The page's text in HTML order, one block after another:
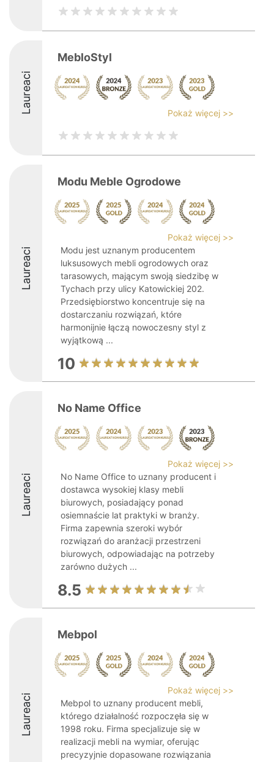
Laureaci
MebloStyl
Pokaż więcej >>
Laureaci
Modu Meble Ogrodowe
Pokaż więcej >>
Modu jest uznanym producentem
luksusowych mebli ogrodowych oraz
tarasowych, mającym swoją siedzibę w
Tychach przy ulicy Katowickiej 202.
Przedsiębiorstwo koncentruje się na
dostarczaniu rozwiązań, które
harmonijnie łączą nowoczesny styl z
wyjątkową ...
10
Laureaci
No Name Office
Pokaż więcej >>
No Name Office to uznany producent i
dostawca wysokiej klasy mebli
biurowych, posiadający ponad
osiemnaście lat praktyki w branży.
Firma zapewnia szeroki wybór
rozwiązań do aranżacji przestrzeni
biurowych, odpowiadając na potrzeby
zarówno dużych ...
8.5
Laureaci
Mebpol
Pokaż więcej >>
Mebpol to uznany producent mebli,
którego działalność rozpoczęła się w
1998 roku. Firma specjalizuje się w
realizacji mebli na wymiar, oferując
precyzyjnie dopasowane rozwiązania